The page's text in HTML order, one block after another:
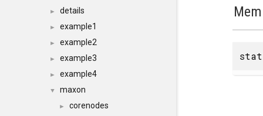
► details
► example1
► example2
► example3
► example4
▼ maxon
► corenodes